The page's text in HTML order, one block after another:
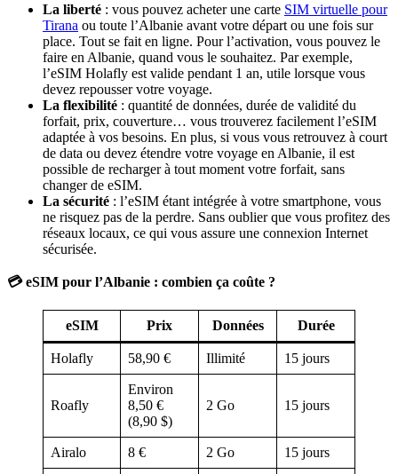
La liberté : vous pouvez acheter une carte SIM virtuelle pour
Tirana ou toute l’Albanie avant votre départ ou une fois sur
place. Tout se fait en ligne. Pour l’activation, vous pouvez le
faire en Albanie, quand vous le souhaitez. Par exemple,
l’eSIM Holafly est valide pendant 1 an, utile lorsque vous
devez repousser votre voyage.
La flexibilité : quantité de données, durée de validité du
forfait, prix, couverture… vous trouverez facilement l’eSIM
adaptée à vos besoins. En plus, si vous vous retrouvez à court
de data ou devez étendre votre voyage en Albanie, il est
possible de recharger à tout moment votre forfait, sans
changer de eSIM.
La sécurité : l’eSIM étant intégrée à votre smartphone, vous
ne risquez pas de la perdre. Sans oublier que vous profitez des
réseaux locaux, ce qui vous assure une connexion Internet
sécurisée.
💳 eSIM pour l’Albanie : combien ça coûte ?
eSIM Prix Données Durée
Holafly 58,90 € Illimité 15 jours
Roafly
Environ
8,50 €
(8,90 $)
2 Go 15 jours
Airalo 8 € 2 Go 15 jours